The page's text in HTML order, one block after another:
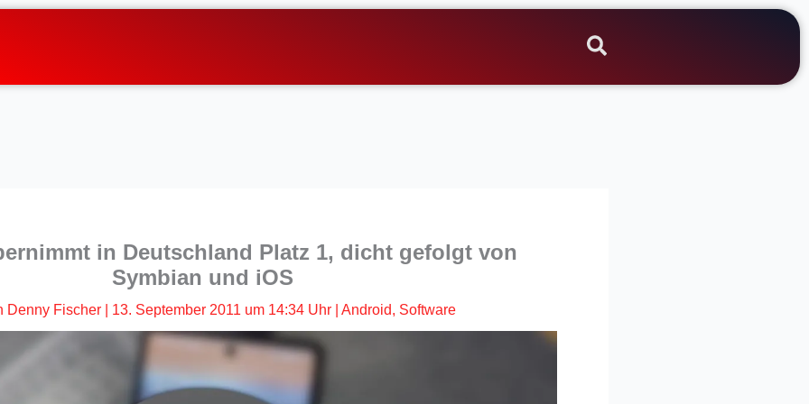
in Deutschland Platz 1, dicht gefolgt von
Symbian und iOS
Denny Fischer 13. September 2011 um 14:34 Uhr Android, Software